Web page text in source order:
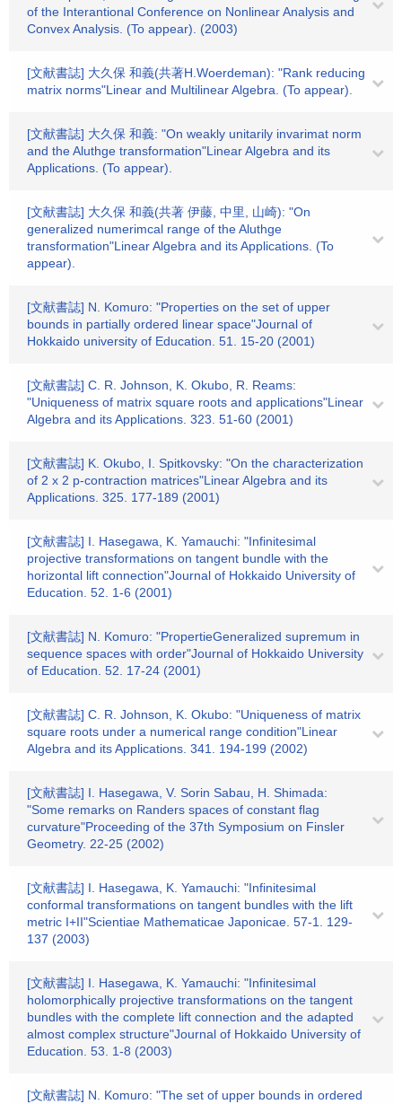
of the Interantional Conference on Nonlinear Analysis and
Convex Analysis. (To appear). (2003)
[文献書誌] 大久保 和義(共著H.Woerdeman): "Rank reducing
matrix norms"Linear and Multilinear Algebra. (To appear).
[文献書誌] 大久保 和義: "On weakly unitarily invarimat norm
and the Aluthge transformation"Linear Algebra and its
Applications. (To appear).
[文献書誌] 大久保 和義(共著 伊藤, 中里, 山崎): "On
generalized numerimcal range of the Aluthge
transformation"Linear Algebra and its Applications. (To
appear).
[文献書誌] N. Komuro: "Properties on the set of upper
bounds in partially ordered linear space"Journal of
Hokkaido university of Education. 51. 15-20 (2001)
[文献書誌] C. R. Johnson, K. Okubo, R. Reams:
"Uniqueness of matrix square roots and applications"Linear
Algebra and its Applications. 323. 51-60 (2001)
[文献書誌] K. Okubo, I. Spitkovsky: "On the characterization
of 2 x 2 p-contraction matrices"Linear Algebra and its
Applications. 325. 177-189 (2001)
[文献書誌] I. Hasegawa, K. Yamauchi: "Infinitesimal
projective transformations on tangent bundle with the
horizontal lift connection"Journal of Hokkaido University of
Education. 52. 1-6 (2001)
[文献書誌] N. Komuro: "PropertieGeneralized supremum in
sequence spaces with order"Journal of Hokkaido University
of Education. 52. 17-24 (2001)
[文献書誌] C. R. Johnson, K. Okubo: "Uniqueness of matrix
square roots under a numerical range condition"Linear
Algebra and its Applications. 341. 194-199 (2002)
[文献書誌] I. Hasegawa, V. Sorin Sabau, H. Shimada:
"Some remarks on Randers spaces of constant flag
curvature"Proceeding of the 37th Symposium on Finsler
Geometry. 22-25 (2002)
[文献書誌] I. Hasegawa, K. Yamauchi: "Infinitesimal
conformal transformations on tangent bundles with the lift
metric I+II"Scientiae Mathematicae Japonicae. 57-1. 129-
137 (2003)
[文献書誌] I. Hasegawa, K. Yamauchi: "Infinitesimal
holomorphically projective transformations on the tangent
bundles with the complete lift connection and the adapted
almost complex structure"Journal of Hokkaido University of
Education. 53. 1-8 (2003)
[文献書誌] N. Komuro: "The set of upper bounds in ordered